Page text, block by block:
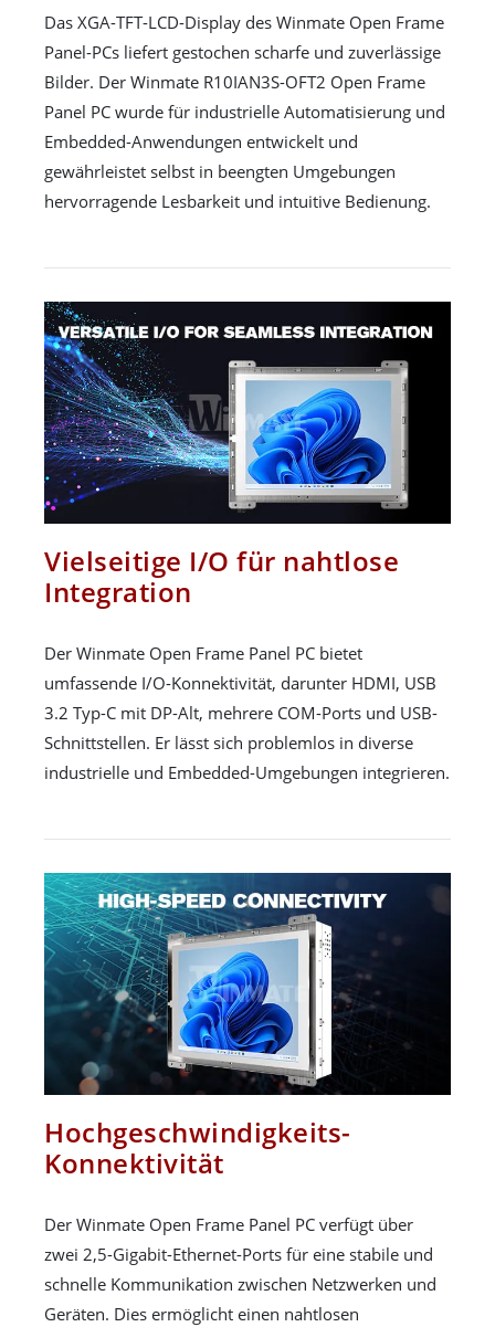
Das XGA-TFT-LCD-Display des Winmate Open Frame
Panel-PCs liefert gestochen scharfe und zuverlässige
Bilder. Der Winmate R10IAN3S-OFT2 Open Frame
Panel PC wurde für industrielle Automatisierung und
Embedded-Anwendungen entwickelt und
gewährleistet selbst in beengten Umgebungen
hervorragende Lesbarkeit und intuitive Bedienung.
Vielseitige I/O für nahtlose
Integration
Der Winmate Open Frame Panel PC bietet
umfassende I/O-Konnektivität, darunter HDMI, USB
3.2 Typ-C mit DP-Alt, mehrere COM-Ports und USB-
Schnittstellen. Er lässt sich problemlos in diverse
industrielle und Embedded-Umgebungen integrieren.
Hochgeschwindigkeits-
Konnektivität
Der Winmate Open Frame Panel PC verfügt über
zwei 2,5-Gigabit-Ethernet-Ports für eine stabile und
schnelle Kommunikation zwischen Netzwerken und
Geräten. Dies ermöglicht einen nahtlosen